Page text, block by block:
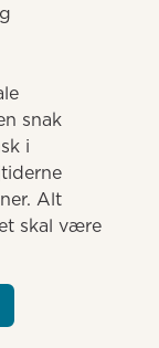
snak
i
Alt
skal være